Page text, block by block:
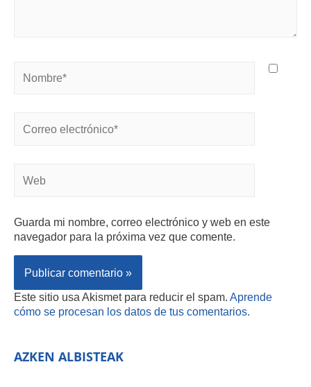
Guarda mi nombre, correo electrónico y web en este
navegador para la próxima vez que comente.
Este sitio usa Akismet para reducir el spam. Aprende
cómo se procesan los datos de tus comentarios.
AZKEN ALBISTEAK